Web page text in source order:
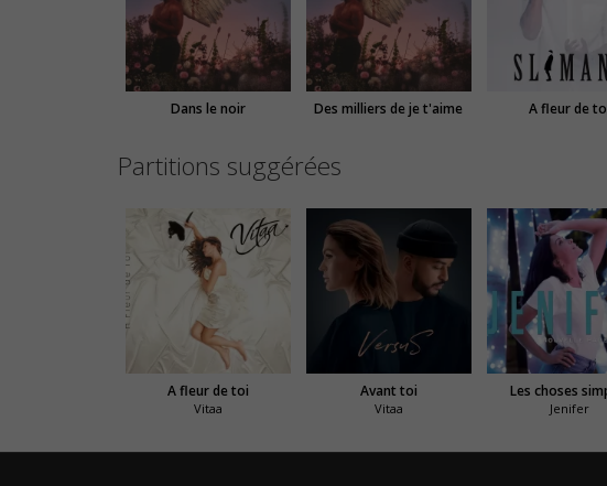
Dans le noir Des milliers de je t'aime A fleur de
Partitions suggérées
A fleur de toi
Vitaa
Avant toi
Vitaa
Les choses
Jenifer